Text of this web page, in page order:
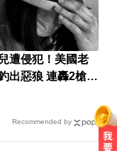
遭侵犯！美國老
出惡狼 連轟2槍復
Recommended by